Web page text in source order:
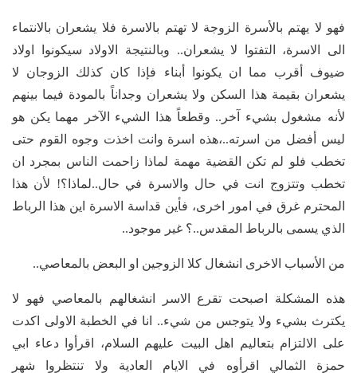
فهو لا يهتم بالأسرة الزوجة لا تهتم بالاسرة فلا يشعران بالانتماء
الى الاسرة، التفتوا لا يشعران.. وبالنتيجة الاولاد سيكونوا اولاد
ضيوف أقرب مما ان يكونوا أبناء فإذا كان كذلك الزوجان لا
يشعران بقيمة هذا السكن ولا يشعران وجداناً بالمودة فيما بينهم
لأنه مشغول بشيء آخر.. وقطعاً هذا الشيء الآخر مهما يكن هو
ليس أفضل من اسرته..،هذه اسرة وانت اخذت وجوه القوم حتى
تخطب فلو لم تكن القضية مهمة لماذا زاحمت الناس بمجرد ان
تخطب وتتزوج انت في حال والاسرة في حال..لماذا؟! لأن هذا
المحترم غرق في امور اخرى، فأين قداسة الاسرة اين هذا الرباط
الذي يسمى بالرباط المقدس..؟ غير موجود..
من الأسباب الاخرى انشغال كلا الزوجين او البعض بالمعاصي..
هذه المشكلة اصبحت تقرع الاسر انشغالهم بالمعاصي فهو لا
يكترث بشيء ولا يتوجس من شيء.. انا في الخطبة الاولى اكدت
على الالتزام بتعاليم اهل البيت عليهم السلام، اقرأوا دعاء ابي
حمزة الثمالي اقرأوه في الايام العادية ولا تنتظروا شهر